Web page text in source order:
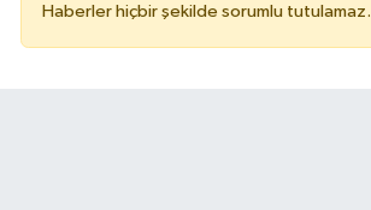
Haberler hiçbir şekilde sorumlu tutulamaz.